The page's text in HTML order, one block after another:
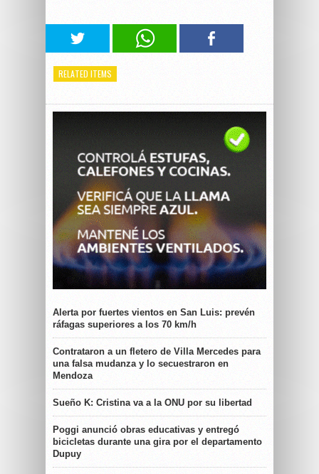
RELATED ITEMS
Alerta por fuertes vientos en San Luis: prevén
ráfagas superiores a los 70 km/h
Contrataron a un fletero de Villa Mercedes para
una falsa mudanza y lo secuestraron en
Mendoza
Sueño K: Cristina va a la ONU por su libertad
Poggi anunció obras educativas y entregó
bicicletas durante una gira por el departamento
Dupuy